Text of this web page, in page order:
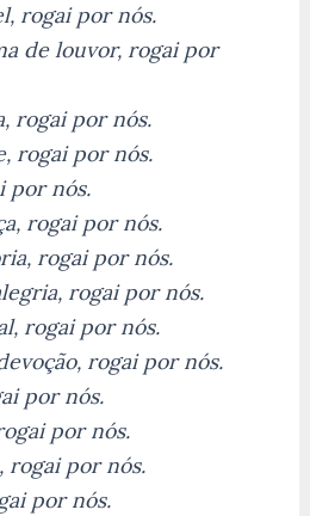
rogai por nós.
de louvor, rogai por
rogai por nós.
rogai por nós.
por nós.
rogai por nós.
rogai por nós.
rogai por nós.
rogai por nós.
rogai por nós.
por nós.
por nós.
rogai por nós.
por nós.